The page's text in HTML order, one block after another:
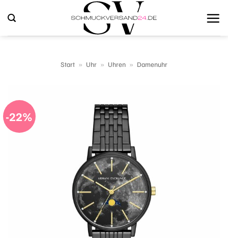
Inhalt
springen
Start » Uhr » Uhren » Damenuhr
-22%